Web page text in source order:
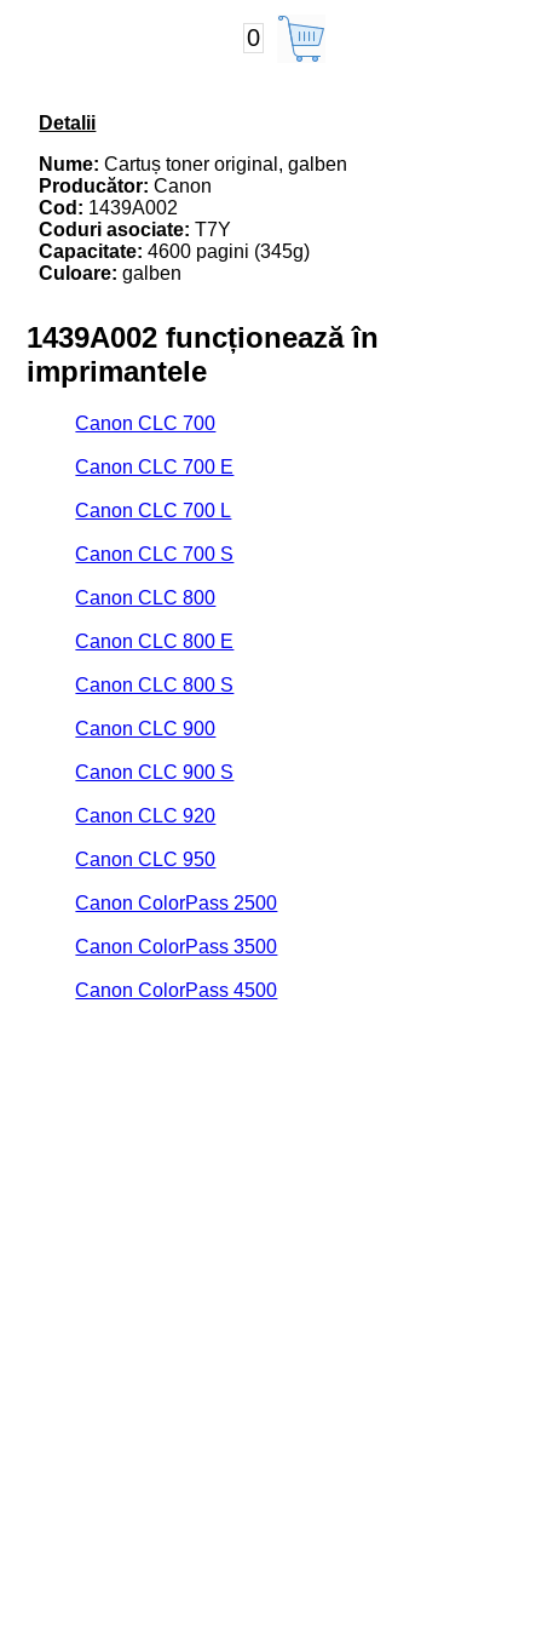
0
Detalii
Nume: Cartuș toner original, galben
Producător: Canon
Cod: 1439A002
Coduri asociate: T7Y
Capacitate: 4600 pagini (345g)
Culoare: galben
1439A002 funcționează în
imprimantele
Canon CLC 700
Canon CLC 700 E
Canon CLC 700 L
Canon CLC 700 S
Canon CLC 800
Canon CLC 800 E
Canon CLC 800 S
Canon CLC 900
Canon CLC 900 S
Canon CLC 920
Canon CLC 950
Canon ColorPass 2500
Canon ColorPass 3500
Canon ColorPass 4500